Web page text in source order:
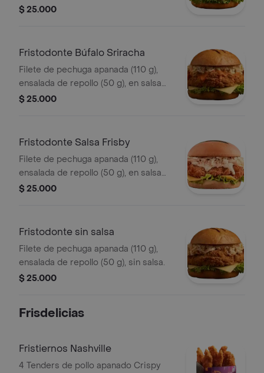
coreana.
$ 25.000
Fristodonte Búfalo Sriracha
Filete de pechuga apanada (110 g),
ensalada de repollo (50 g), en salsa
búfalo sriracha.
$ 25.000
Fristodonte Salsa Frisby
Filete de pechuga apanada (110 g),
ensalada de repollo (50 g), en salsa
Frisby.
$ 25.000
Fristodonte sin salsa
Filete de pechuga apanada (110 g),
ensalada de repollo (50 g), sin salsa.
$ 25.000
Frisdelicias
Fristiernos Nashville
4 Tenders de pollo apanado Crispy